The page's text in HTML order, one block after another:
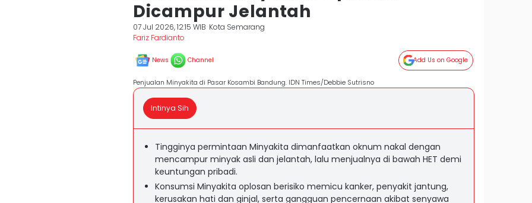
Dicampur Jelantah
07 Jul 2026, 12:15 WIB Kota Semarang
Fariz Fardianto
News Channel Add Us on Google
Penjualan Minyakita di Pasar Kosambi Bandung. IDN Times/Debbie Sutrisno
Intinya Sih
Tingginya permintaan Minyakita dimanfaatkan oknum nakal dengan
mencampur minyak asli dan jelantah, lalu menjualnya di bawah HET demi
keuntungan pribadi.
Konsumsi Minyakita oplosan berisiko memicu kanker, penyakit jantung,
kerusakan hati dan ginjal, serta gangguan pencernaan akibat senyawa